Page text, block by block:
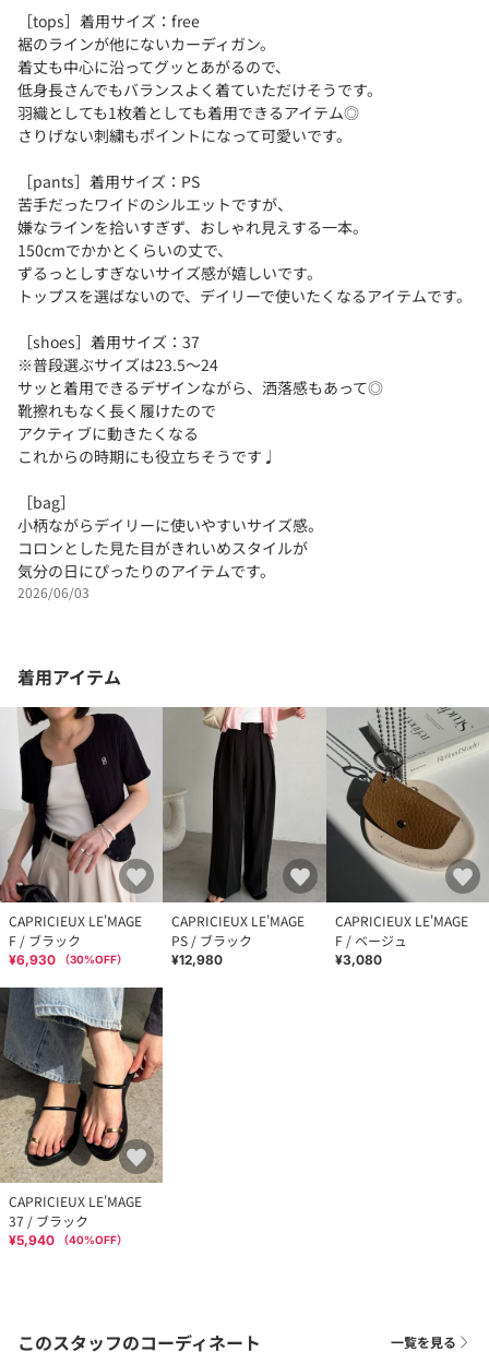
［tops］着用サイズ：free
裾のラインが他にないカーディガン。
着丈も中心に沿ってグッとあがるので、
低身長さんでもバランスよく着ていただけそうです。
羽織としても1枚着としても着用できるアイテム◎
さりげない刺繍もポイントになって可愛いです。
［pants］着用サイズ：PS
苦手だったワイドのシルエットですが、
嫌なラインを拾いすぎず、おしゃれ見えする一本。
150cmでかかとくらいの丈で、
ずるっとしすぎないサイズ感が嬉しいです。
トップスを選ばないので、デイリーで使いたくなるアイテムです。
［shoes］着用サイズ：37
※普段選ぶサイズは23.5〜24
サッと着用できるデザインながら、洒落感もあって◎
靴擦れもなく長く履けたので
アクティブに動きたくなる
これからの時期にも役立ちそうです♩
［bag］
小柄ながらデイリーに使いやすいサイズ感。
コロンとした見た目がきれいめスタイルが
気分の日にぴったりのアイテムです。
2026/06/03
着用アイテム
CAPRICIEUX LE'MAGE
F / ブラック
¥6,930 （30%OFF）
CAPRICIEUX LE'MAGE
PS / ブラック
¥12,980
CAPRICIEUX LE'MAGE
F / ベージュ
¥3,080
CAPRICIEUX LE'MAGE
37 / ブラック
¥5,940 （40%OFF）
このスタッフのコーディネート 一覧を見る